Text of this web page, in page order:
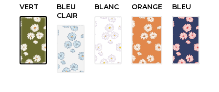
VERT
BLEU
CLAIR
BLANC ORANGE BLEU